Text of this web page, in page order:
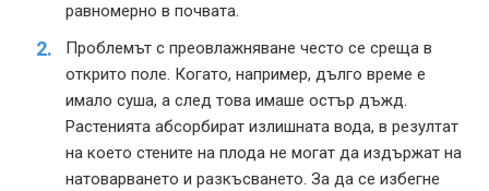
равномерно в почвата.
Проблемът с преовлажняване често се среща в
открито поле. Когато, например, дълго време е
имало суша, а след това имаше остър дъжд.
Растенията абсорбират излишната вода, в резултат
на което стените на плода не могат да издържат на
натоварването и разкъсването. За да се избегне